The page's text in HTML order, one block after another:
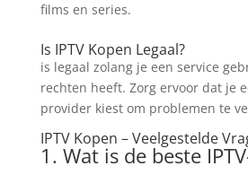
films en series.
Is IPTV Kopen Legaal?
is legaal zolang je een service
rechten heeft. Zorg ervoor dat je
provider kiest om problemen te
IPTV Kopen – Veelgestelde
1. Wat is de beste